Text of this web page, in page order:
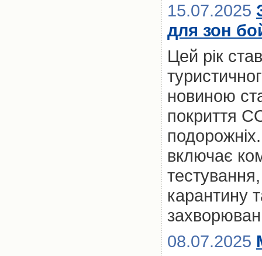
15.07.2025
для зон
Цей рік
новиною
покриття
включає
карантину
08.07.2025